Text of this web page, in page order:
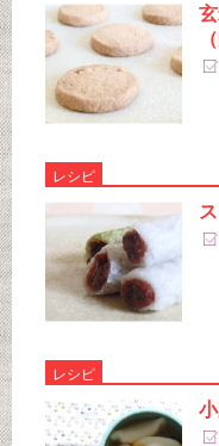
レシピ
レシピ